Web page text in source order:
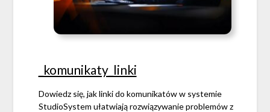
_komunikaty_linki
Dowiedz się, jak linki do komunikatów w systemie
StudioSystem ułatwiają rozwiązywanie problemów z